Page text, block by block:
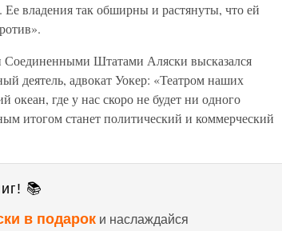
Ее владения так обширны и растянуты, что ей
Соединенными Штатами Аляски высказался
деятель, адвокат Уокер: «Театром наших
где у нас скоро не будет ни одного
итогом станет политический и коммерческий
📚
в подарок и наслаждайся